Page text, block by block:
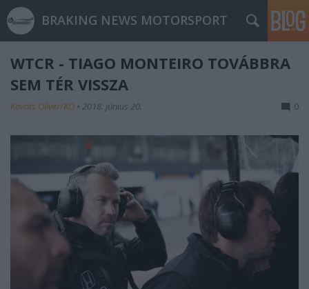
BRAKING NEWS MOTORSPORT
WTCR - TIAGO MONTEIRO TOVÁBBRA
SEM TÉR VISSZA
Kováts Olivér/KO • 2018. június 20. 0